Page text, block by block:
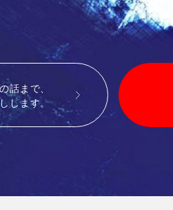
話まで、
します。